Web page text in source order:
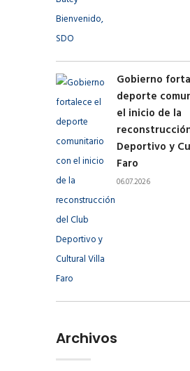
Gobierno
deporte
el inicio de la
Deportivo y
Faro
06.07.2026
Archivos